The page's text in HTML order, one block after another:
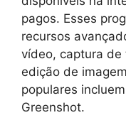
pagos. Esses
recursos
vídeo, captura de
edição de
populares
Greenshot.